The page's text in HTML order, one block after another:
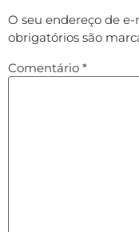
O seu endereço de
obrigatórios são
Comentário *